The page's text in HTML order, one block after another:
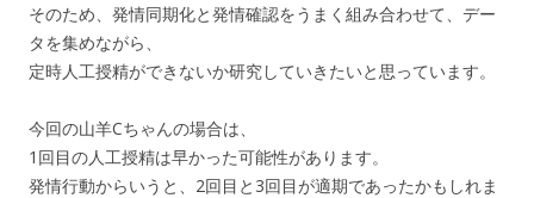
そのため、発情同期化と発情確認をうまく組み合わせて、デー
タを集めながら、
定時人工授精ができないか研究していきたいと思っています。
今回の山羊Cちゃんの場合は、
1回目の人工授精は早かった可能性があります。
発情行動からいうと、2回目と3回目が適期であったかもしれま